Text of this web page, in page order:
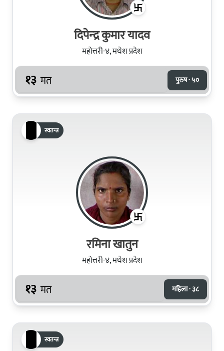
दिपेन्‍द्र कुमार यादव
महोत्तरी-४, मधेश प्रदेश
१३ मत पुरुष · ५०
स्वतन्त्र
रमिना खातुन
महोत्तरी-४, मधेश प्रदेश
१३ मत महिला · ३८
स्वतन्त्र